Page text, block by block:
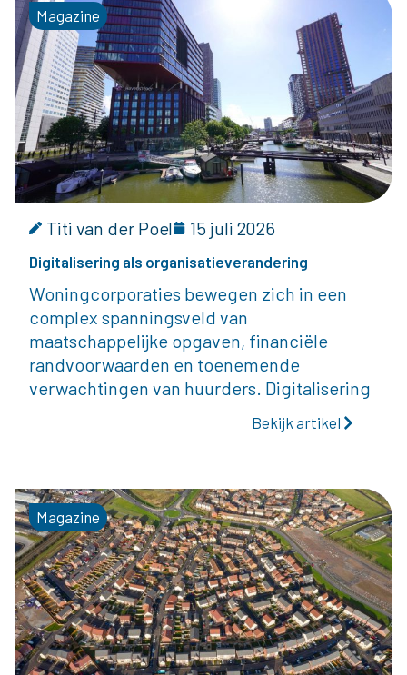
Magazine
Titi van der Poel 15 juli 2026
Digitalisering als organisatieverandering
Woningcorporaties bewegen zich in een
complex spanningsveld van
maatschappelijke opgaven, financiële
randvoorwaarden en toenemende
verwachtingen van huurders. Digitalisering
Bekijk artikel
Magazine